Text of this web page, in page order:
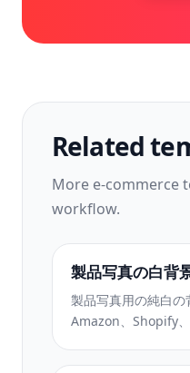
Related
More e-commerce
workflow.
製品写真の白背
製品写真用の純白の
Amazon、Shopify
画像を変換するため